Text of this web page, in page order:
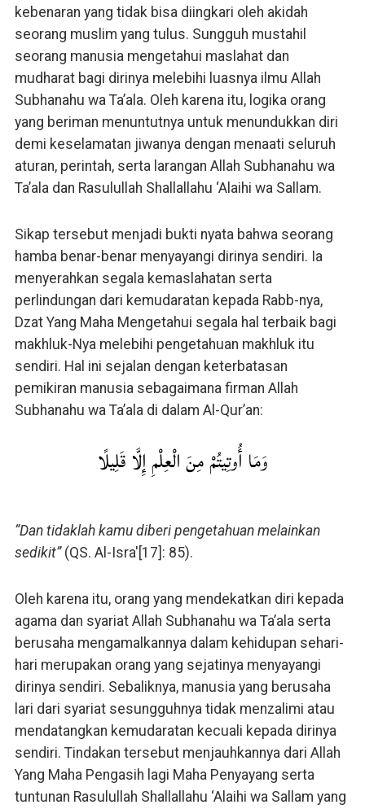
kebenaran yang tidak bisa diingkari oleh akidah
seorang muslim yang tulus. Sungguh mustahil
seorang manusia mengetahui maslahat dan
mudharat bagi dirinya melebihi luasnya ilmu Allah
Subhanahu wa Ta’ala. Oleh karena itu, logika orang
yang beriman menuntutnya untuk menundukkan diri
demi keselamatan jiwanya dengan menaati seluruh
aturan, perintah, serta larangan Allah Subhanahu wa
Ta’ala dan Rasulullah Shallallahu ‘Alaihi wa Sallam.
Sikap tersebut menjadi bukti nyata bahwa seorang
hamba benar-benar menyayangi dirinya sendiri. Ia
menyerahkan segala kemaslahatan serta
perlindungan dari kemudaratan kepada Rabb-nya,
Dzat Yang Maha Mengetahui segala hal terbaik bagi
makhluk-Nya melebihi pengetahuan makhluk itu
sendiri. Hal ini sejalan dengan keterbatasan
pemikiran manusia sebagaimana firman Allah
Subhanahu wa Ta’ala di dalam Al-Qur’an:
وَمَا أُوتِيتُمْ مِنَ الْعِلْمِ إِلَّا قَلِيلًا
“Dan tidaklah kamu diberi pengetahuan melainkan
sedikit” (QS. Al-Isra'[17]: 85).
Oleh karena itu, orang yang mendekatkan diri kepada
agama dan syariat Allah Subhanahu wa Ta’ala serta
berusaha mengamalkannya dalam kehidupan sehari-
hari merupakan orang yang sejatinya menyayangi
dirinya sendiri. Sebaliknya, manusia yang berusaha
lari dari syariat sesungguhnya tidak menzalimi atau
mendatangkan kemudaratan kecuali kepada dirinya
sendiri. Tindakan tersebut menjauhkannya dari Allah
Yang Maha Pengasih lagi Maha Penyayang serta
tuntunan Rasulullah Shallallahu ‘Alaihi wa Sallam yang